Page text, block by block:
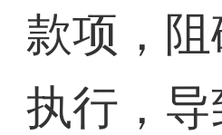
款项，
执行，